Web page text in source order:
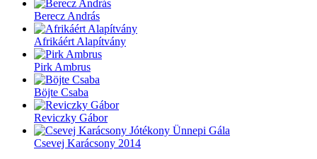
Berecz András
Afrikáért Alapítvány
Pirk Ambrus
Böjte Csaba
Reviczky Gábor
Csevej Karácsony 2014